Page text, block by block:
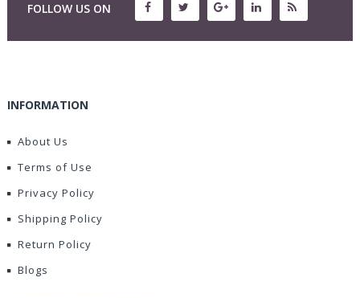
FOLLOW US ON
INFORMATION
About Us
Terms of Use
Privacy Policy
Shipping Policy
Return Policy
Blogs